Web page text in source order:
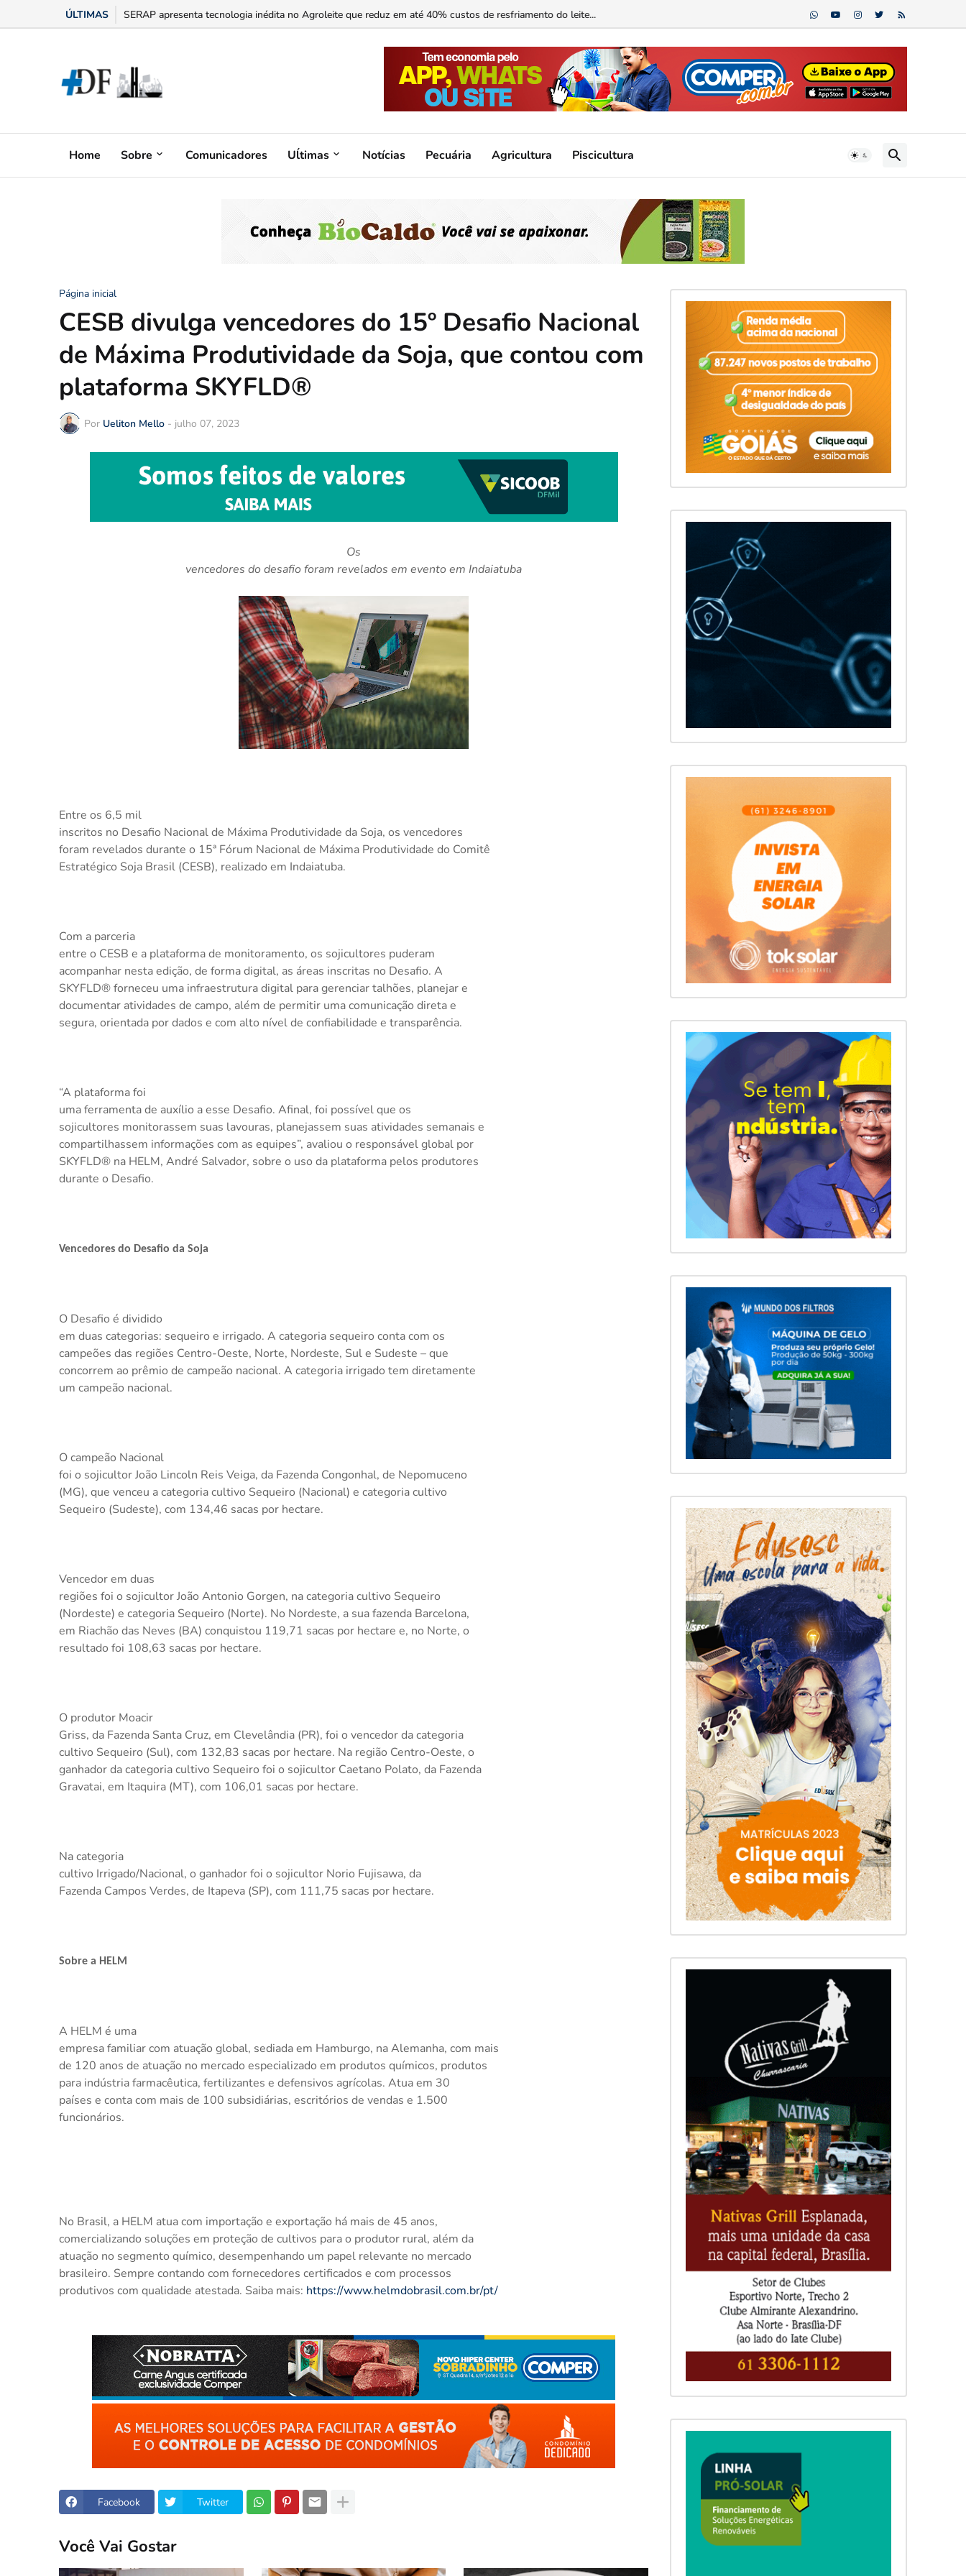
ÚLTIMAS “Bumbum triste” na menopausa: o adesivo hormonal ajuda?...
Home Sobre Comunicadores Uĺtimas Notícias Pecuária Agricultura Piscicultura
Página inicial
CESB divulga vencedores do 15º Desafio Nacional
de Máxima Produtividade da Soja, que contou com
plataforma SKYFLD®
Por Ueliton Mello - julho 07, 2023
Os
vencedores do desafio foram revelados em evento em Indaiatuba
Entre os 6,5 mil
inscritos no Desafio Nacional de Máxima Produtividade da Soja, os vencedores
foram revelados durante o 15ª Fórum Nacional de Máxima Produtividade do Comitê
Estratégico Soja Brasil (CESB), realizado em Indaiatuba.
Com a parceria
entre o CESB e a plataforma de monitoramento, os sojicultores puderam
acompanhar nesta edição, de forma digital, as áreas inscritas no Desafio. A
SKYFLD® forneceu uma infraestrutura digital para gerenciar talhões, planejar e
documentar atividades de campo, além de permitir uma comunicação direta e
segura, orientada por dados e com alto nível de confiabilidade e transparência.
“A plataforma foi
uma ferramenta de auxílio a esse Desafio. Afinal, foi possível que os
sojicultores monitorassem suas lavouras, planejassem suas atividades semanais e
compartilhassem informações com as equipes”, avaliou o responsável global por
SKYFLD® na HELM, André Salvador, sobre o uso da plataforma pelos produtores
durante o Desafio.
Vencedores do Desafio da Soja
O Desafio é dividido
em duas categorias: sequeiro e irrigado. A categoria sequeiro conta com os
campeões das regiões Centro-Oeste, Norte, Nordeste, Sul e Sudeste – que
concorrem ao prêmio de campeão nacional. A categoria irrigado tem diretamente
um campeão nacional.
O campeão Nacional
foi o sojicultor João Lincoln Reis Veiga, da Fazenda Congonhal, de Nepomuceno
(MG), que venceu a categoria cultivo Sequeiro (Nacional) e categoria cultivo
Sequeiro (Sudeste), com 134,46 sacas por hectare.
Vencedor em duas
regiões foi o sojicultor João Antonio Gorgen, na categoria cultivo Sequeiro
(Nordeste) e categoria Sequeiro (Norte). No Nordeste, a sua fazenda Barcelona,
em Riachão das Neves (BA) conquistou 119,71 sacas por hectare e, no Norte, o
resultado foi 108,63 sacas por hectare.
O produtor Moacir
Griss, da Fazenda Santa Cruz, em Clevelândia (PR), foi o vencedor da categoria
cultivo Sequeiro (Sul), com 132,83 sacas por hectare. Na região Centro-Oeste, o
ganhador da categoria cultivo Sequeiro foi o sojicultor Caetano Polato, da Fazenda
Gravatai, em Itaquira (MT), com 106,01 sacas por hectare.
Na categoria
cultivo Irrigado/Nacional, o ganhador foi o sojicultor Norio Fujisawa, da
Fazenda Campos Verdes, de Itapeva (SP), com 111,75 sacas por hectare.
Sobre a HELM
A HELM é uma
empresa familiar com atuação global, sediada em Hamburgo, na Alemanha, com mais
de 120 anos de atuação no mercado especializado em produtos químicos, produtos
para indústria farmacêutica, fertilizantes e defensivos agrícolas. Atua em 30
países e conta com mais de 100 subsidiárias, escritórios de vendas e 1.500
funcionários.
No Brasil, a HELM atua com importação e exportação há mais de 45 anos,
comercializando soluções em proteção de cultivos para o produtor rural, além da
atuação no segmento químico, desempenhando um papel relevante no mercado
brasileiro. Sempre contando com fornecedores certificados e com processos
produtivos com qualidade atestada. Saiba mais: https://www.helmdobrasil.com.br/pt/
Facebook Twitter
Você Vai Gostar